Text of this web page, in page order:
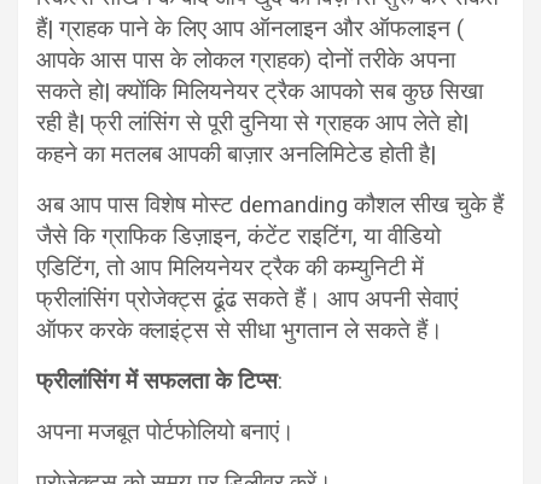
हैं| ग्राहक पाने के लिए आप ऑनलाइन और ऑफलाइन (
आपके आस पास के लोकल ग्राहक) दोनों तरीके अपना
सकते हो| क्योंकि मिलियनेयर ट्रैक आपको सब कुछ सिखा
रही है| फ्री लांसिंग से पूरी दुनिया से ग्राहक आप लेते हो|
कहने का मतलब आपकी बाज़ार अनलिमिटेड होती है|
अब आप पास विशेष मोस्ट demanding कौशल सीख चुके हैं
जैसे कि ग्राफिक डिज़ाइन, कंटेंट राइटिंग, या वीडियो
एडिटिंग, तो आप मिलियनेयर ट्रैक की कम्युनिटी में
फ्रीलांसिंग प्रोजेक्ट्स ढूंढ सकते हैं। आप अपनी सेवाएं
ऑफर करके क्लाइंट्स से सीधा भुगतान ले सकते हैं।
फ्रीलांसिंग में सफलता के टिप्स:
अपना मजबूत पोर्टफोलियो बनाएं।